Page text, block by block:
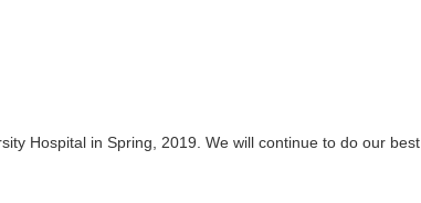
Hospital in Spring, 2019. We will continue to do our best